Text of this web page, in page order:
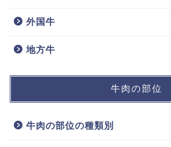
外国牛
地方牛
牛肉の部位
牛肉の部位の種類別